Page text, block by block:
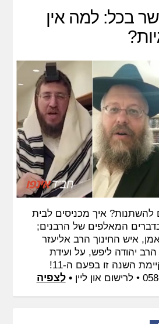
בכל: למה אין
להשתנות? איך מכניסים לבית
בדברים המאלפים של הרבנים;
איש החינוך הרב אליעזר
הרב יהודה ליפש, על ועידת
'מקושר בכל' המתקיימת השנה זו בפעם ה-11!
לרישום און ליין •לצפיה